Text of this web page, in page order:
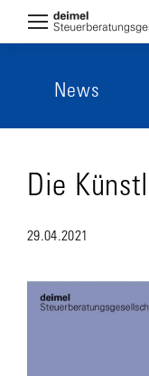
News
Die
29.04.2021